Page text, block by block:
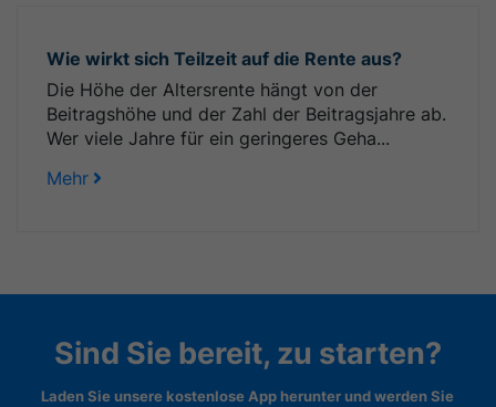
Wie wirkt sich Teilzeit auf die Rente aus?
Die Höhe der Altersrente hängt von der
Beitragshöhe und der Zahl der Beitragsjahre ab.
Wer viele Jahre für ein geringeres Geha...
Mehr
Sind Sie bereit, zu starten?
Laden Sie unsere kostenlose App herunter und werden Sie